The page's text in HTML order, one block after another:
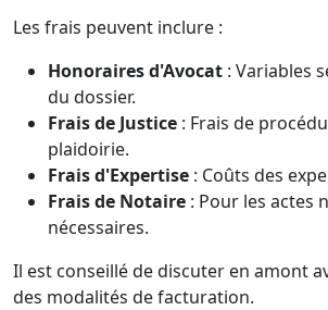
Les frais peuvent inclure :
Honoraires d'Avocat : Variables
du dossier.
Frais de Justice : Frais de
plaidoirie.
Frais d'Expertise : Coûts des
Frais de Notaire : Pour les actes
nécessaires.
Il est conseillé de discuter en amont
des modalités de facturation.